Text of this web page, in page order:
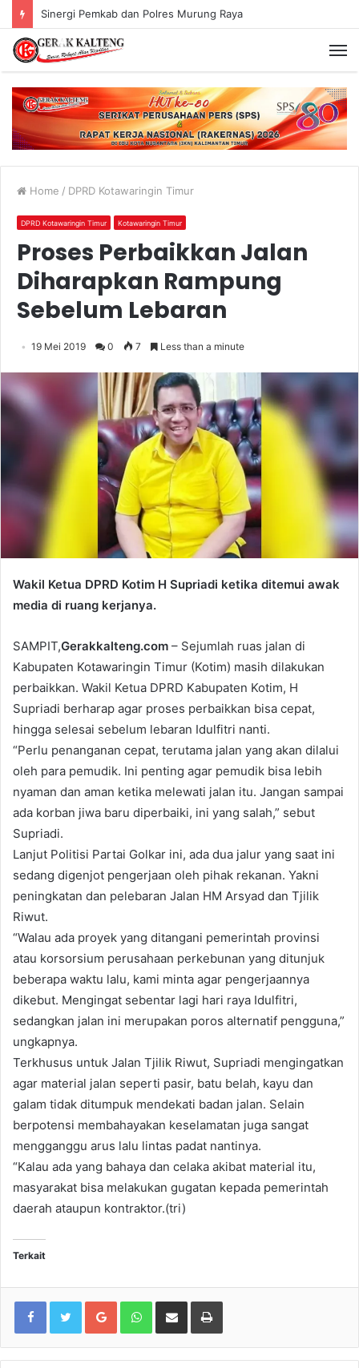
Sinergi Pemkab dan Polres Murung Raya
Home / DPRD Kotawaringin Timur
DPRD Kotawaringin Timur Kotawaringin Timur
Proses Perbaikkan Jalan
Diharapkan Rampung
Sebelum Lebaran
19 Mei 2019 0 7 Less than a minute
Wakil Ketua DPRD Kotim H Supriadi ketika ditemui awak
media di ruang kerjanya.
SAMPIT,Gerakkalteng.com – Sejumlah ruas jalan di
Kabupaten Kotawaringin Timur (Kotim) masih dilakukan
perbaikkan. Wakil Ketua DPRD Kabupaten Kotim, H
Supriadi berharap agar proses perbaikkan bisa cepat,
hingga selesai sebelum lebaran Idulfitri nanti.
“Perlu penanganan cepat, terutama jalan yang akan dilalui
oleh para pemudik. Ini penting agar pemudik bisa lebih
nyaman dan aman ketika melewati jalan itu. Jangan sampai
ada korban jiwa baru diperbaiki, ini yang salah,” sebut
Supriadi.
Lanjut Politisi Partai Golkar ini, ada dua jalur yang saat ini
sedang digenjot pengerjaan oleh pihak rekanan. Yakni
peningkatan dan pelebaran Jalan HM Arsyad dan Tjilik
Riwut.
“Walau ada proyek yang ditangani pemerintah provinsi
atau korsorsium perusahaan perkebunan yang ditunjuk
beberapa waktu lalu, kami minta agar pengerjaannya
dikebut. Mengingat sebentar lagi hari raya Idulfitri,
sedangkan jalan ini merupakan poros alternatif pengguna,”
ungkapnya.
Terkhusus untuk Jalan Tjilik Riwut, Supriadi mengingatkan
agar material jalan seperti pasir, batu belah, kayu dan
galam tidak ditumpuk mendekati badan jalan. Selain
berpotensi membahayakan keselamatan juga sangat
mengganggu arus lalu lintas padat nantinya.
“Kalau ada yang bahaya dan celaka akibat material itu,
masyarakat bisa melakukan gugatan kepada pemerintah
daerah ataupun kontraktor.(tri)
Terkait
Google+WhatsApp
Share via Email Print